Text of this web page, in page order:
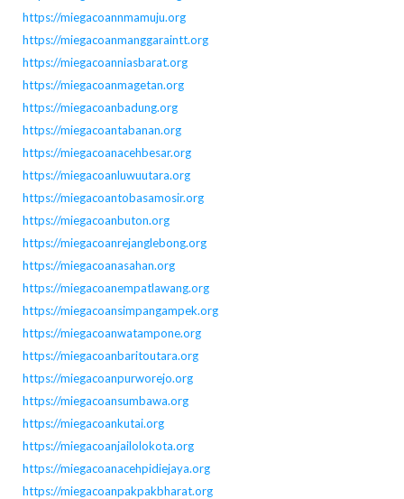
https://miegacoannmamuju.org
https://miegacoanmanggaraintt.org
https://miegacoanniasbarat.org
https://miegacoanmagetan.org
https://miegacoanbadung.org
https://miegacoantabanan.org
https://miegacoanacehbesar.org
https://miegacoanluwuutara.org
https://miegacoantobasamosir.org
https://miegacoanbuton.org
https://miegacoanrejanglebong.org
https://miegacoanasahan.org
https://miegacoanempatlawang.org
https://miegacoansimpangampek.org
https://miegacoanwatampone.org
https://miegacoanbaritoutara.org
https://miegacoanpurworejo.org
https://miegacoansumbawa.org
https://miegacoankutai.org
https://miegacoanjailolokota.org
https://miegacoanacehpidiejaya.org
https://miegacoanpakpakbharat.org